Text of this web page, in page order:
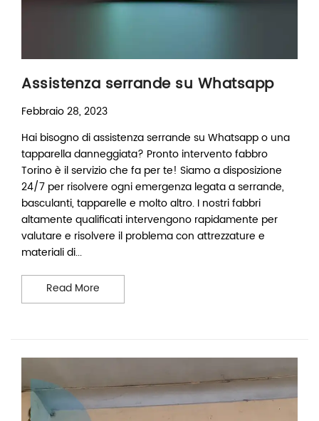
Assistenza serrande su Whatsapp
Febbraio 28, 2023
Hai bisogno di assistenza serrande su Whatsapp o una
tapparella danneggiata? Pronto intervento fabbro
Torino è il servizio che fa per te! Siamo a disposizione
24/7 per risolvere ogni emergenza legata a serrande,
basculanti, tapparelle e molto altro. I nostri fabbri
altamente qualificati intervengono rapidamente per
valutare e risolvere il problema con attrezzature e
materiali di...
Read More